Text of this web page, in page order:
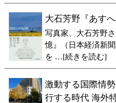
大石芳野『あす
写真家、大石芳野
憶』（日本経済新
を …[続きを読む]
激動する国際情
行する時代 海外